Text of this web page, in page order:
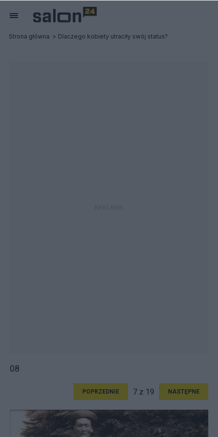
Strona główna Dlaczego kobiety utraciły swój status?
08
POPRZEDNIE 7 z 19 NASTĘPNE